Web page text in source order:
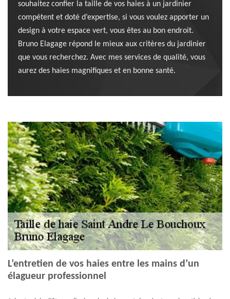
souhaitez confier la taille de vos haies à un jardinier
compétent et doté d’expertise, si vous voulez apporter un
design à votre espace vert, vous êtes au bon endroit.
Bruno Elagage répond le mieux aux critères du jardinier
que vous recherchez. Avec mes services de qualité, vous
aurez des haies magnifiques et en bonne santé.
L’entretien de vos haies entre les mains d’un
élagueur professionnel